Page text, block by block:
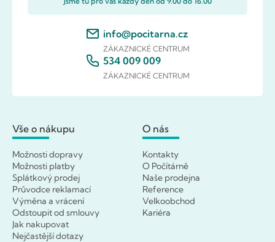
info@pocitarna.cz
ZÁKAZNICKÉ CENTRUM
534 009 009
ZÁKAZNICKÉ CENTRUM
Vše o nákupu
Možnosti dopravy
Možnosti platby
Splátkový prodej
Průvodce reklamací
Výměna a vrácení
Odstoupit od smlouvy
Jak nakupovat
Nejčastější dotazy
O nás
Kontakty
O Počítárně
Naše prodejna
Reference
Velkoobchod
Kariéra